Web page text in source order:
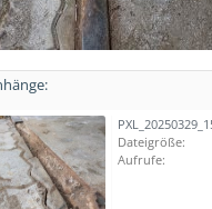
Dateigröße:
Aufrufe: